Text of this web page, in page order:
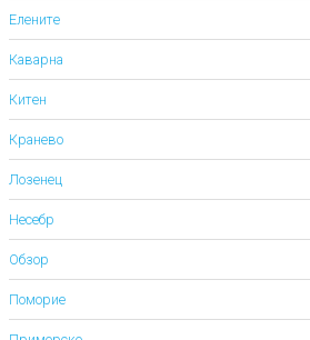
Елените
Каварна
Китен
Кранево
Лозенец
Несебр
Обзор
Поморие